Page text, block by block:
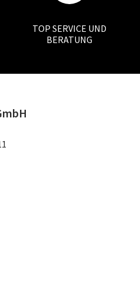
TOP SERVICE UND
BERATUNG